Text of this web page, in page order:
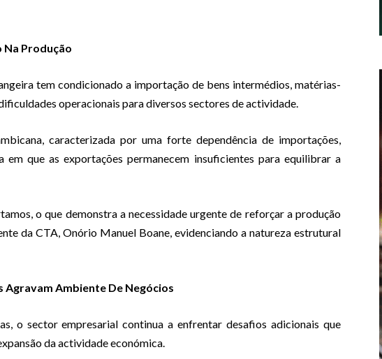
Na Produção
tem condicionado a importação de bens intermédios, matérias-
operacionais para diversos sectores de actividade.
caracterizada por uma forte dependência de importações,
em que as exportações permanecem insuficientes para equilibrar a
o que demonstra a necessidade urgente de reforçar a produção
da CTA, Onório Manuel Boane, evidenciando a natureza estrutural
Ambiente De Negócios
o sector empresarial continua a enfrentar desafios adicionais que
da actividade económica.